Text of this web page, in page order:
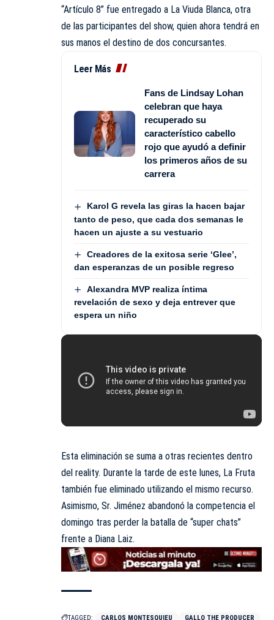
“Artículo 8” fue entregado a La Viuda Blanca, otra
de las participantes del show, quien ahora tendrá en
sus manos el destino de dos concursantes.
Leer Más
Fans de Lindsay Lohan
celebran que haya
recuperado su
característico cabello
rojo que ayudó a definir
los primeros años de su
carrera
Karol G revela las giras la hacen bajar
tanto de peso, que cada dos semanas le
hacen un ajuste a su vestuario
Creadores de la exitosa serie ‘Glee’,
dan esperanzas de un posible regreso
Alexandra MVP realiza íntima
revelación de sexo y deja entrever que
espera un niño
Esta eliminación se suma a otras recientes dentro
del reality. Durante la tarde de este lunes, La Fruta
también fue eliminado utilizando el mismo recurso.
Asimismo, Sr. Jiménez abandonó la competencia el
domingo tras perder la batalla de “super chats”
frente a Diana Laiz.
TAGGED: CARLOS MONTESQUIEU GALLO THE PRODUCER